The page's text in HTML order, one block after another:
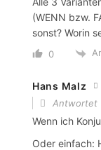
(WENN bzw.
sonst? Worin
0
Hans Malz
Antwortet
Wenn ich
Oder einfach: